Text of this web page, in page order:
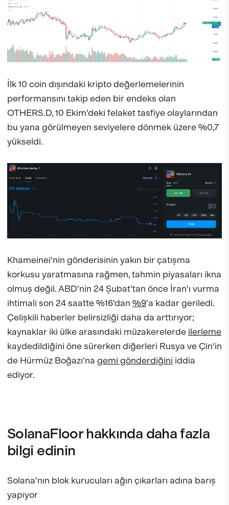
İlk 10 coin dışındaki kripto değerlemelerinin
performansını takip eden bir endeks olan
OTHERS.D, 10 Ekim'deki felaket tasfiye olaylarından
bu yana görülmeyen seviyelere dönmek üzere %0,7
yükseldi.
Khameinei'nin gönderisinin yakın bir çatışma
korkusu yaratmasına rağmen, tahmin piyasaları ikna
olmuş değil. ABD'nin 24 Şubat'tan önce İran'ı vurma
ihtimali son 24 saatte %16'dan %9'a kadar geriledi.
Çelişkili haberler belirsizliği daha da arttırıyor;
kaynaklar iki ülke arasındaki müzakerelerde ilerleme
kaydedildiğini öne sürerken diğerleri Rusya ve Çin'in
de Hürmüz Boğazı'na gemi gönderdiğini iddia
ediyor.
SolanaFloor hakkında daha fazla
bilgi edinin
Solana'nın blok kurucuları ağın çıkarları adına barış
yapıyor